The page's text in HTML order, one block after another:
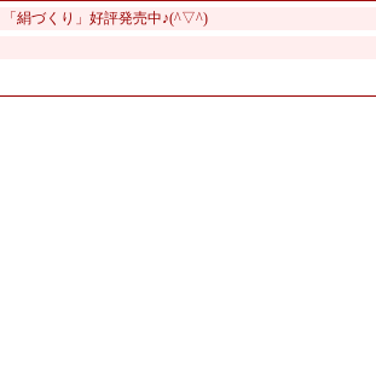
「絹づくり」好評発売中♪(^▽^)